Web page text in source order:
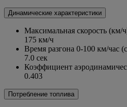
Динамические характеристики
Максимальная скорость (км/
175 км/ч
Время разгона 0-100 км/час
7.0 сек
Коэффициент
0.403
Потребление топлива